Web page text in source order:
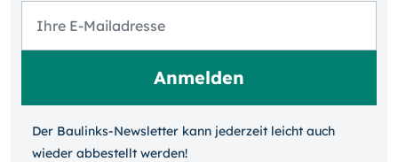
Der Baulinks-Newsletter kann jeder­zeit leicht auch
wieder ab­bestellt werden!